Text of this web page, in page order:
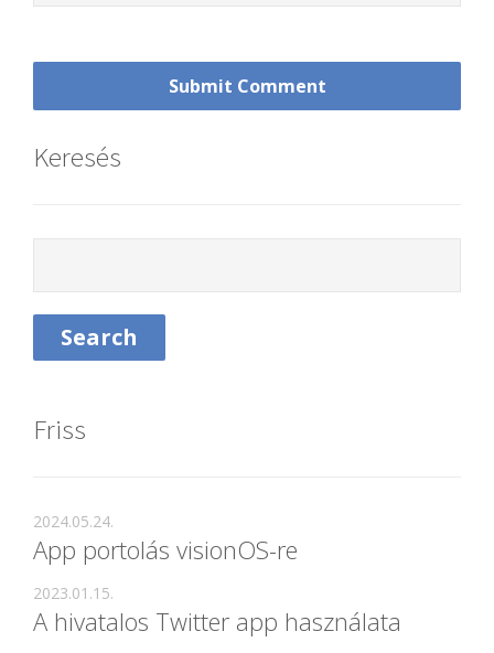
Keresés
Friss
App portolás visionOS-re
2024.05.24.
A hivatalos Twitter app használata
2023.01.15.